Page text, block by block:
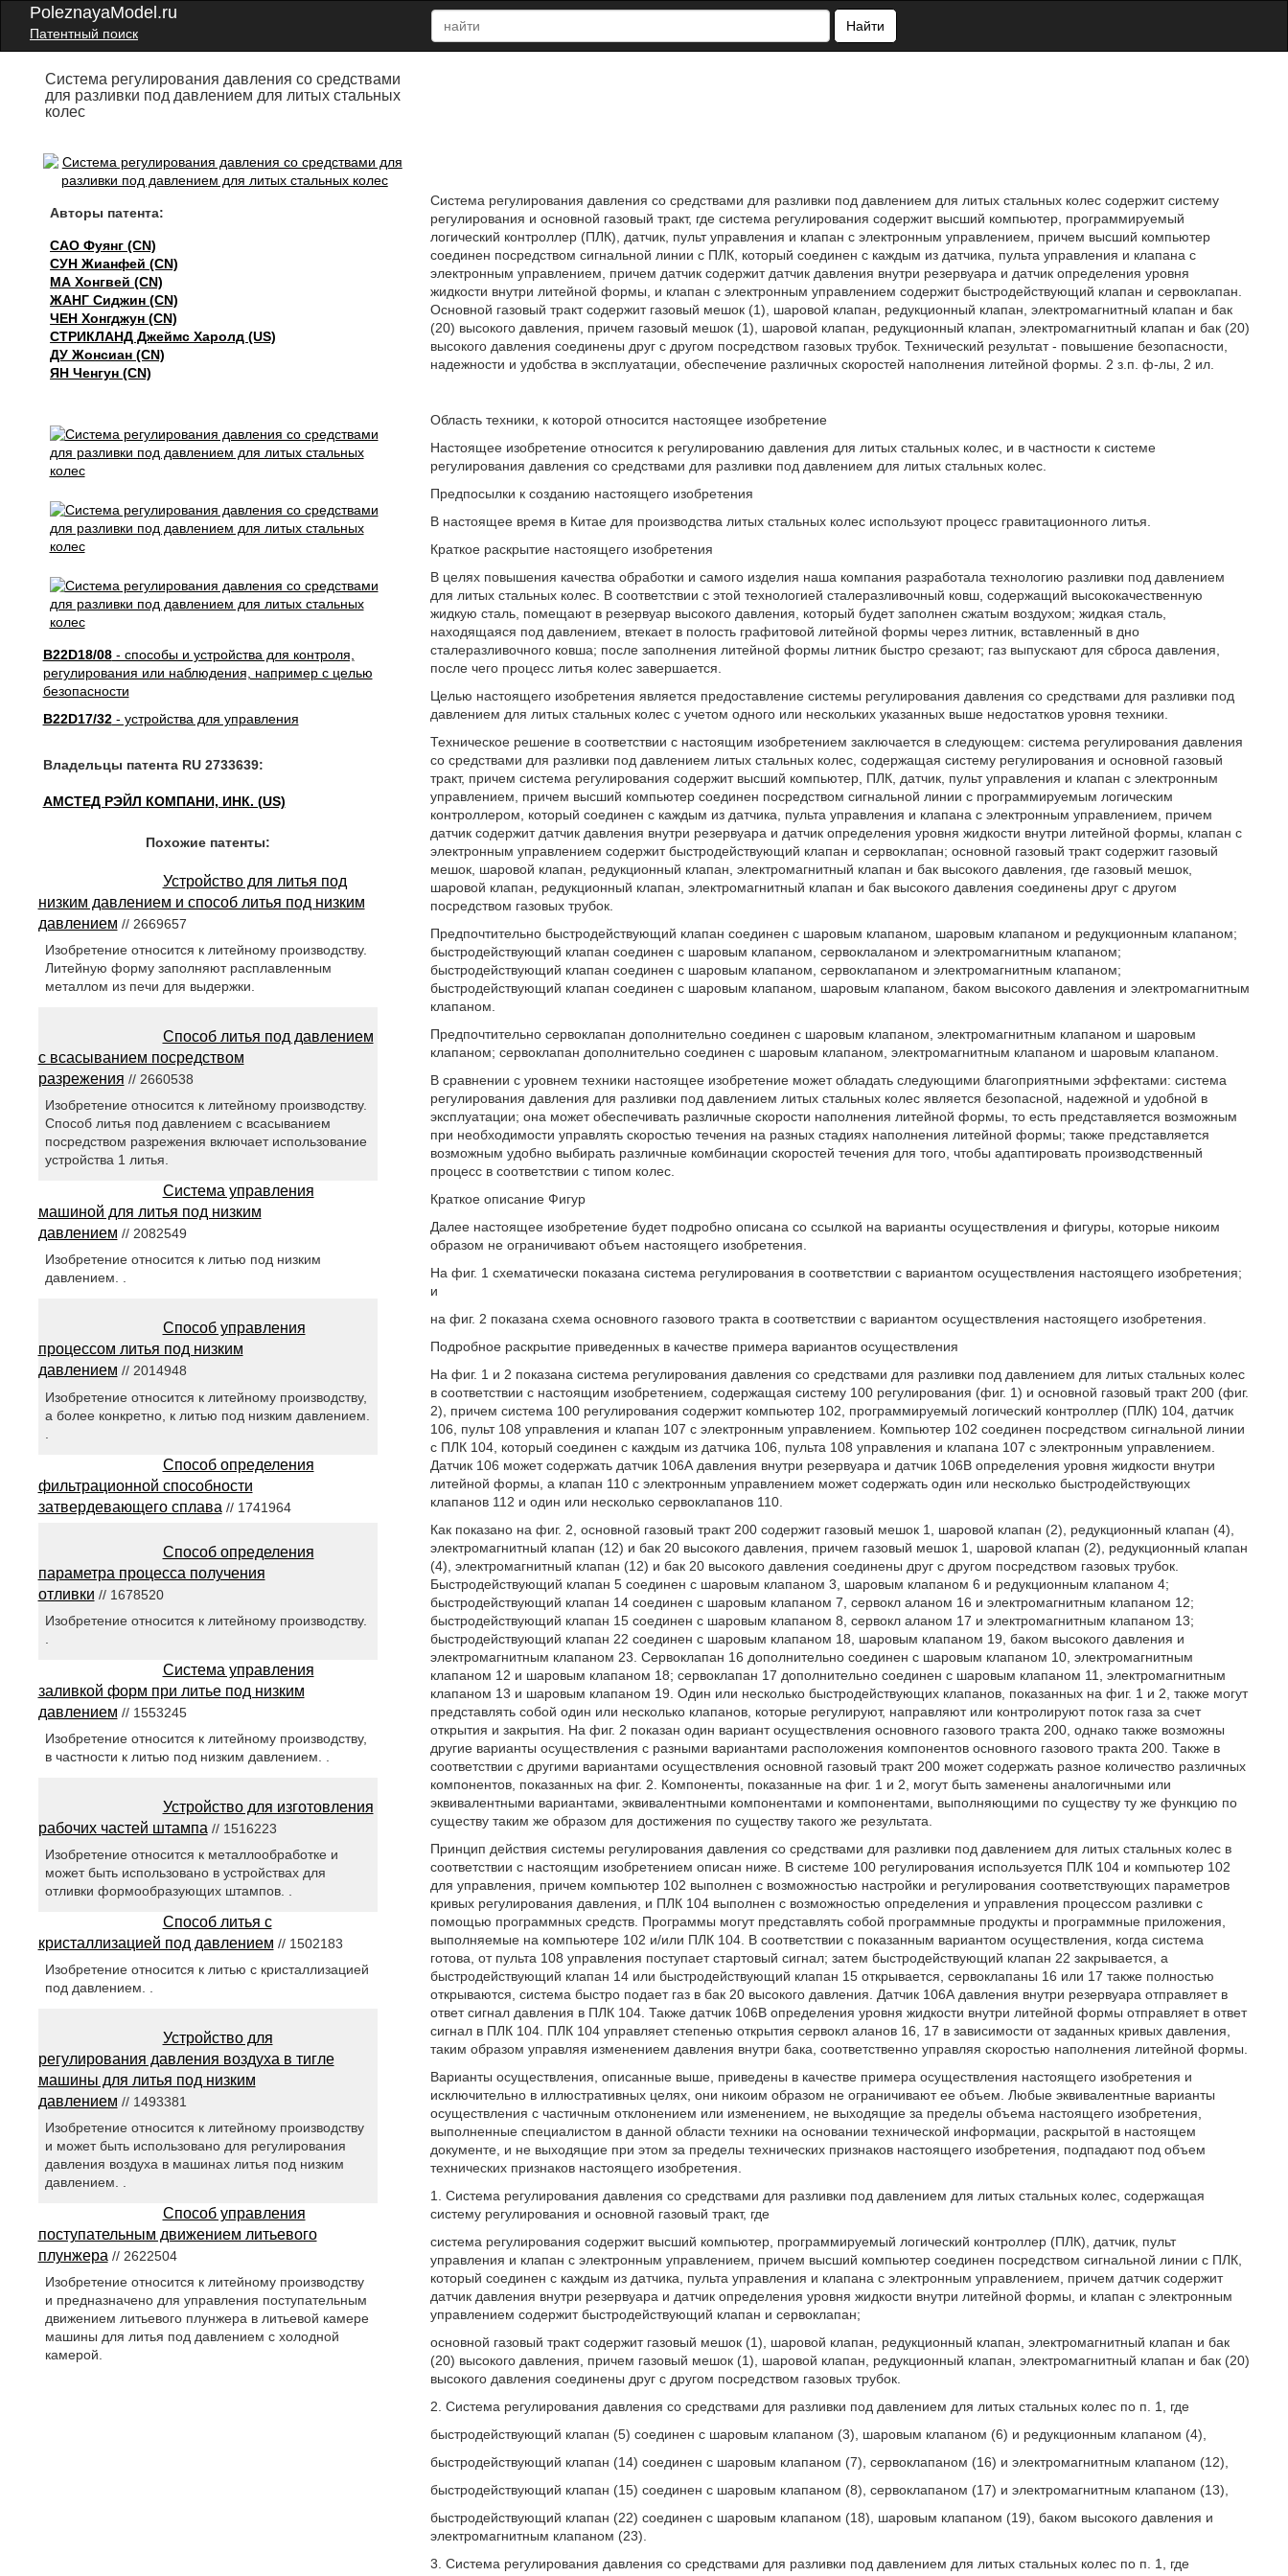
PoleznayaModel.ru
Патентный поиск
Найти
Система регулирования давления со средствами
для разливки под давлением для литых стальных
колес
Авторы патента:
САО Фуянг (CN)
СУН Жианфей (CN)
МА Хонгвей (CN)
ЖАНГ Сиджин (CN)
ЧЕН Хонгджун (CN)
СТРИКЛАНД Джеймс Харолд (US)
ДУ Жонсиан (CN)
ЯН Ченгун (CN)
B22D18/08- способы и устройства для контроля,
регулирования или наблюдения, например с целью
безопасности
B22D17/32- устройства для управления
Владельцы патента RU 2733639:
АМСТЕД РЭЙЛ КОМПАНИ, ИНК. (US)
Система регулирования давления со средствами для разливки под давлением для литых стальных колес содержит систему
регулирования и основной газовый тракт, где система регулирования содержит высший компьютер, программируемый
логический контроллер (ПЛК), датчик, пульт управления и клапан с электронным управлением, причем высший компьютер
соединен посредством сигнальной линии с ПЛК, который соединен с каждым из датчика, пульта управления и клапана с
электронным управлением, причем датчик содержит датчик давления внутри резервуара и датчик определения уровня
жидкости внутри литейной формы, и клапан с электронным управлением содержит быстродействующий клапан и сервоклапан.
Основной газовый тракт содержит газовый мешок (1), шаровой клапан, редукционный клапан, электромагнитный клапан и бак
(20) высокого давления, причем газовый мешок (1), шаровой клапан, редукционный клапан, электромагнитный клапан и бак (20)
высокого давления соединены друг с другом посредством газовых трубок. Технический результат - повышение безопасности,
надежности и удобства в эксплуатации, обеспечение различных скоростей наполнения литейной формы. 2 з.п. ф-лы, 2 ил.
Область техники, к которой относится настоящее изобретение
Настоящее изобретение относится к регулированию давления для литых стальных колес, и в частности к системе
регулирования давления со средствами для разливки под давлением для литых стальных колес.
Предпосылки к созданию настоящего изобретения
В настоящее время в Китае для производства литых стальных колес используют процесс гравитационного литья.
Краткое раскрытие настоящего изобретения
В целях повышения качества обработки и самого изделия наша компания разработала технологию разливки под давлением
для литых стальных колес. В соответствии с этой технологией сталеразливочный ковш, содержащий высококачественную
жидкую сталь, помещают в резервуар высокого давления, который будет заполнен сжатым воздухом; жидкая сталь,
находящаяся под давлением, втекает в полость графитовой литейной формы через литник, вставленный в дно
сталеразливочного ковша; после заполнения литейной формы литник быстро срезают; газ выпускают для сброса давления,
после чего процесс литья колес завершается.
Целью настоящего изобретения является предоставление системы регулирования давления со средствами для разливки под
давлением для литых стальных колес с учетом одного или нескольких указанных выше недостатков уровня техники.
Техническое решение в соответствии с настоящим изобретением заключается в следующем: система регулирования давления
со средствами для разливки под давлением литых стальных колес, содержащая систему регулирования и основной газовый
тракт, причем система регулирования содержит высший компьютер, ПЛК, датчик, пульт управления и клапан с электронным
управлением, причем высший компьютер соединен посредством сигнальной линии с программируемым логическим
контроллером, который соединен с каждым из датчика, пульта управления и клапана с электронным управлением, причем
датчик содержит датчик давления внутри резервуара и датчик определения уровня жидкости внутри литейной формы, клапан с
электронным управлением содержит быстродействующий клапан и сервоклапан; основной газовый тракт содержит газовый
мешок, шаровой клапан, редукционный клапан, электромагнитный клапан и бак высокого давления, где газовый мешок,
шаровой клапан, редукционный клапан, электромагнитный клапан и бак высокого давления соединены друг с другом
посредством газовых трубок.
Предпочтительно быстродействующий клапан соединен с шаровым клапаном, шаровым клапаном и редукционным клапаном;
быстродействующий клапан соединен с шаровым клапаном, сервоклаланом и электромагнитным клапаном;
быстродействующий клапан соединен с шаровым клапаном, сервоклапаном и электромагнитным клапаном;
быстродействующий клапан соединен с шаровым клапаном, шаровым клапаном, баком высокого давления и электромагнитным
клапаном.
Предпочтительно сервоклапан дополнительно соединен с шаровым клапаном, электромагнитным клапаном и шаровым
клапаном; сервоклапан дополнительно соединен с шаровым клапаном, электромагнитным клапаном и шаровым клапаном.
В сравнении с уровнем техники настоящее изобретение может обладать следующими благоприятными эффектами: система
регулирования давления для разливки под давлением литых стальных колес является безопасной, надежной и удобной в
эксплуатации; она может обеспечивать различные скорости наполнения литейной формы, то есть представляется возможным
при необходимости управлять скоростью течения на разных стадиях наполнения литейной формы; также представляется
возможным удобно выбирать различные комбинации скоростей течения для того, чтобы адаптировать производственный
процесс в соответствии с типом колес.
Краткое описание Фигур
Далее настоящее изобретение будет подробно описана со ссылкой на варианты осуществления и фигуры, которые никоим
образом не ограничивают объем настоящего изобретения.
На фиг. 1 схематически показана система регулирования в соответствии с вариантом осуществления настоящего изобретения;
и
на фиг. 2 показана схема основного газового тракта в соответствии с вариантом осуществления настоящего изобретения.
Подробное раскрытие приведенных в качестве примера вариантов осуществления
На фиг. 1 и 2 показана система регулирования давления со средствами для разливки под давлением для литых стальных колес
в соответствии с настоящим изобретением, содержащая систему 100 регулирования (фиг. 1) и основной газовый тракт 200 (фиг.
2), причем система 100 регулирования содержит компьютер 102, программируемый логический контроллер (ПЛК) 104, датчик
106, пульт 108 управления и клапан 107 с электронным управлением. Компьютер 102 соединен посредством сигнальной линии
с ПЛК 104, который соединен с каждым из датчика 106, пульта 108 управления и клапана 107 с электронным управлением.
Датчик 106 может содержать датчик 106А давления внутри резервуара и датчик 106В определения уровня жидкости внутри
литейной формы, а клапан 110 с электронным управлением может содержать один или несколько быстродействующих
клапанов 112 и один или несколько сервоклапанов 110.
Как показано на фиг. 2, основной газовый тракт 200 содержит газовый мешок 1, шаровой клапан (2), редукционный клапан (4),
электромагнитный клапан (12) и бак 20 высокого давления, причем газовый мешок 1, шаровой клапан (2), редукционный клапан
(4), электромагнитный клапан (12) и бак 20 высокого давления соединены друг с другом посредством газовых трубок.
Быстродействующий клапан 5 соединен с шаровым клапаном 3, шаровым клапаном 6 и редукционным клапаном 4;
быстродействующий клапан 14 соединен с шаровым клапаном 7, сервокл аланом 16 и электромагнитным клапаном 12;
быстродействующий клапан 15 соединен с шаровым клапаном 8, сервокл аланом 17 и электромагнитным клапаном 13;
быстродействующий клапан 22 соединен с шаровым клапаном 18, шаровым клапаном 19, баком высокого давления и
электромагнитным клапаном 23. Сервоклапан 16 дополнительно соединен с шаровым клапаном 10, электромагнитным
клапаном 12 и шаровым клапаном 18; сервоклапан 17 дополнительно соединен с шаровым клапаном 11, электромагнитным
клапаном 13 и шаровым клапаном 19. Один или несколько быстродействующих клапанов, показанных на фиг. 1 и 2, также могут
представлять собой один или несколько клапанов, которые регулируют, направляют или контролируют поток газа за счет
открытия и закрытия. На фиг. 2 показан один вариант осуществления основного газового тракта 200, однако также возможны
другие варианты осуществления с разными вариантами расположения компонентов основного газового тракта 200. Также в
соответствии с другими вариантами осуществления основной газовый тракт 200 может содержать разное количество различных
компонентов, показанных на фиг. 2. Компоненты, показанные на фиг. 1 и 2, могут быть заменены аналогичными или
эквивалентными вариантами, эквивалентными компонентами и компонентами, выполняющими по существу ту же функцию по
существу таким же образом для достижения по существу такого же результата.
Принцип действия системы регулирования давления со средствами для разливки под давлением для литых стальных колес в
соответствии с настоящим изобретением описан ниже. В системе 100 регулирования используется ПЛК 104 и компьютер 102
для управления, причем компьютер 102 выполнен с возможностью настройки и регулирования соответствующих параметров
кривых регулирования давления, и ПЛК 104 выполнен с возможностью определения и управления процессом разливки с
помощью программных средств. Программы могут представлять собой программные продукты и программные приложения,
выполняемые на компьютере 102 и/или ПЛК 104. В соответствии с показанным вариантом осуществления, когда система
готова, от пульта 108 управления поступает стартовый сигнал; затем быстродействующий клапан 22 закрывается, а
быстродействующий клапан 14 или быстродействующий клапан 15 открывается, сервоклапаны 16 или 17 также полностью
открываются, система быстро подает газ в бак 20 высокого давления. Датчик 106А давления внутри резервуара отправляет в
ответ сигнал давления в ПЛК 104. Также датчик 106В определения уровня жидкости внутри литейной формы отправляет в ответ
сигнал в ПЛК 104. ПЛК 104 управляет степенью открытия сервокл аланов 16, 17 в зависимости от заданных кривых давления,
таким образом управляя изменением давления внутри бака, соответственно управляя скоростью наполнения литейной формы.
Варианты осуществления, описанные выше, приведены в качестве примера осуществления настоящего изобретения и
исключительно в иллюстративных целях, они никоим образом не ограничивают ее объем. Любые эквивалентные варианты
осуществления с частичным отклонением или изменением, не выходящие за пределы объема настоящего изобретения,
выполненные специалистом в данной области техники на основании технической информации, раскрытой в настоящем
документе, и не выходящие при этом за пределы технических признаков настоящего изобретения, подпадают под объем
технических признаков настоящего изобретения.
1. Система регулирования давления со средствами для разливки под давлением для литых стальных колес, содержащая
систему регулирования и основной газовый тракт, где
система регулирования содержит высший компьютер, программируемый логический контроллер (ПЛК), датчик, пульт
управления и клапан с электронным управлением, причем высший компьютер соединен посредством сигнальной линии с ПЛК,
который соединен с каждым из датчика, пульта управления и клапана с электронным управлением, причем датчик содержит
датчик давления внутри резервуара и датчик определения уровня жидкости внутри литейной формы, и клапан с электронным
управлением содержит быстродействующий клапан и сервоклапан;
основной газовый тракт содержит газовый мешок (1), шаровой клапан, редукционный клапан, электромагнитный клапан и бак
(20) высокого давления, причем газовый мешок (1), шаровой клапан, редукционный клапан, электромагнитный клапан и бак (20)
высокого давления соединены друг с другом посредством газовых трубок.
2. Система регулирования давления со средствами для разливки под давлением для литых стальных колес по п. 1, где
быстродействующий клапан (5) соединен с шаровым клапаном (3), шаровым клапаном (6) и редукционным клапаном (4),
быстродействующий клапан (14) соединен с шаровым клапаном (7), сервоклапаном (16) и электромагнитным клапаном (12),
быстродействующий клапан (15) соединен с шаровым клапаном (8), сервоклапаном (17) и электромагнитным клапаном (13),
быстродействующий клапан (22) соединен с шаровым клапаном (18), шаровым клапаном (19), баком высокого давления и
электромагнитным клапаном (23).
3. Система регулирования давления со средствами для разливки под давлением для литых стальных колес по п. 1, где
Похожие патенты:
Устройство для литья под
низким давлением и способ литья под низким
давлением // 2669657
Изобретение относится к литейному производству.
Литейную форму заполняют расплавленным
металлом из печи для выдержки.
Способ литья под давлением
c всасыванием посредством
разрежения // 2660538
Изобретение относится к литейному производству.
Способ литья под давлением c всасыванием
посредством разрежения включает использование
устройства 1 литья.
Система управления
машиной для литья под низким
давлением // 2082549
Изобретение относится к литью под низким
давлением. .
Способ управления
процессом литья под низким
давлением // 2014948
Изобретение относится к литейному производству,
а более конкретно, к литью под низким давлением.
Способ определения
фильтрационной способности
затвердевающего сплава // 1741964
Способ определения
параметра процесса получения
отливки // 1678520
Изобретение относится к литейному производству.
Система управления
заливкой форм при литье под низким
давлением // 1553245
Изобретение относится к литейному производству,
в частности к литью под низким давлением. .
Устройство для изготовления
рабочих частей штампа // 1516223
Изобретение относится к металлообработке и
может быть использовано в устройствах для
отливки формообразующих штампов. .
Способ литья с
кристаллизацией под давлением // 1502183
Изобретение относится к литью с кристаллизацией
под давлением. .
Устройство для
регулирования давления воздуха в тигле
машины для литья под низким
давлением // 1493381
Изобретение относится к литейному производству
и может быть использовано для регулирования
давления воздуха в машинах литья под низким
давлением. .
Способ управления
поступательным движением литьевого
плунжера// 2622504
Изобретение относится к литейному производству
и предназначено для управления поступательным
движением литьевого плунжера в литьевой камере
машины для литья под давлением с холодной
камерой.